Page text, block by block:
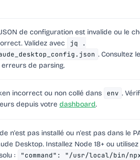
de configuration est invalide ou le
Validez avec
jq .
. Consultez
erreurs de parsing.
incorrect ou non collé dans env .
depuis votre dashboard.
n'est pas installé ou n'est pas dans le
Desktop. Installez Node 18+ ou
:
"command": "/usr/local/bin/